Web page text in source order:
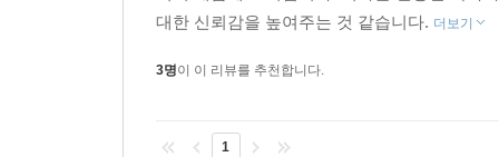
대한 신뢰감을 높여주는 것 같습니다. 더보기
3명이 이 리뷰를 추천합니다.
1